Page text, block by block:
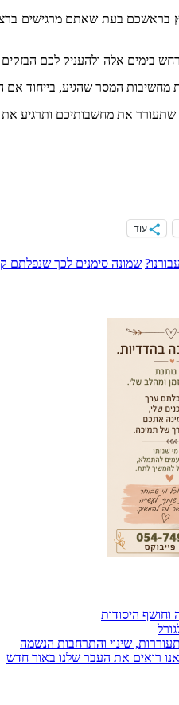
בראשכם בעת שאתם מרגישים
בימים אלה ולהעניק לכם הבזקים
מחשיבות המסר שהגיע, בייחוד אם
שתעורר את מחשבותיכם ותרגיע את
עוד
שמונה סימנים לכך שנפלתם
וחושף היסודות
שינוי והתרחבות הנשמה
רואים את העבר שלנו באור חדש